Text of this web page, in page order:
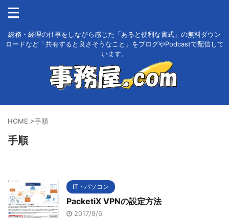
総務・経理の仕事をしながら感じた「あると便利な書式」の無料ダウン
ロードなど「共有すると良さそうなこと」をブログやPodcastで配信して
います。
HOME >手順
手順
IT・パソコン
PacketiX VPNの設定方法
2017/9/6